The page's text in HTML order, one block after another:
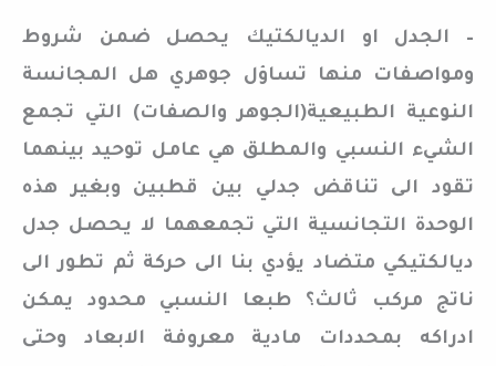
– الجدل او الديالكتيك يحصل ضمن شروط
ومواصفات منها تساؤل جوهري هل المجانسة
النوعية الطبيعية(الجوهر والصفات) التي تجمع
الشيء النسبي والمطلق هي عامل توحيد بينهما
تقود الى تناقض جدلي بين قطبين وبغير هذه
الوحدة التجانسية التي تجمعهما لا يحصل جدل
ديالكتيكي متضاد يؤدي بنا الى حركة ثم تطور الى
ناتج مركب ثالث؟ طبعا النسبي محدود يمكن
ادراكه بمحددات مادية معروفة الابعاد وحتى